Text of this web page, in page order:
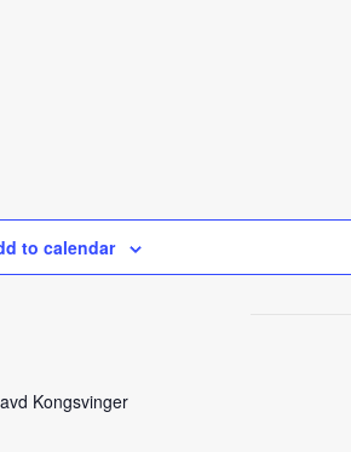
to calendar
Kongsvinger